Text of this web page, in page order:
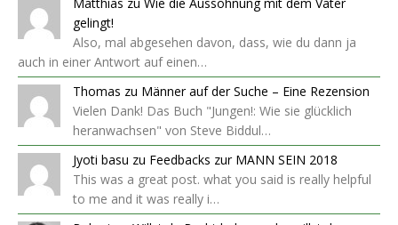
gelingt!
Also, mal abgesehen davon, dass, wie du dann ja
auch in einer Antwort auf einen…
Thomas zu Männer auf der Suche – Eine Rezension
Vielen Dank! Das Buch "Jungen!: Wie sie glücklich
heranwachsen" von Steve Biddul…
Jyoti basu zu Feedbacks zur MANN SEIN 2018
This was a great post. what you said is really helpful
to me and it was really i…